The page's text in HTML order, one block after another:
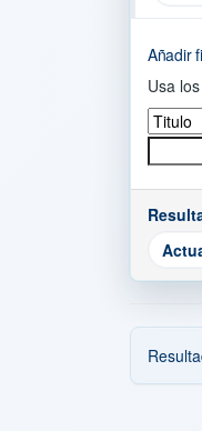
Añadir
Usa